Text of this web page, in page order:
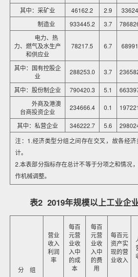
其中：采矿业
46162.2 2.9
制造业
933445.2 3.7
电力、热
力、燃气及水生产
和供应业
78217.5 6.7
其中：国有控股企
业
288253.0 3.7
其中：股份制企业 790420.3 5.1
外商及港澳
台商投资企业
234666.4 0.1
其中：私营企业 346222.7 5.6
注：1.经济类型分组之间存在交叉，故各经
计。
2.本表部分指标存在总计不等于分项之和情况
作机械调整。
表2 2019年规模以上工业企
分 组
营业
收入
利润
率
每百
元营
业收
入中
的成
本
每百
元营
业收
入中
的费
用
每百元
资产实
现的营
业收入